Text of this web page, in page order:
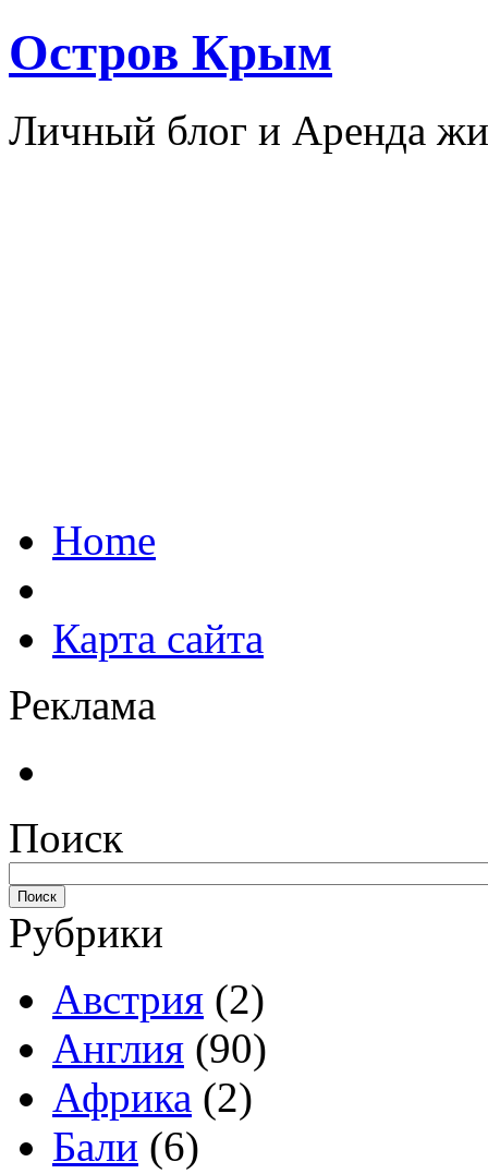
Остров Крым
Личный блог и Аренда
Home
Карта сайта
Реклама
Поиск
Рубрики
Австрия (2)
Англия (90)
Африка (2)
Бали (6)